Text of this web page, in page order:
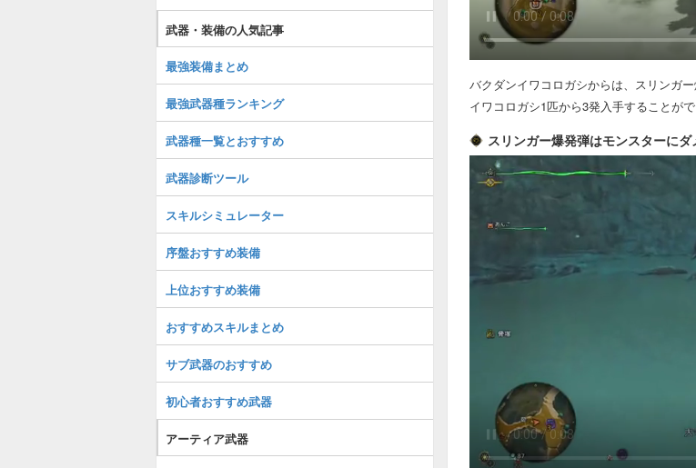
バクダンイワコロガシからは、スリンガ
イワコロガシ1匹から3発入手することがで
スリンガー爆発弾はモンスターに
武器・装備の人気記事
最強装備まとめ
最強武器種ランキング
武器種一覧とおすすめ
武器診断ツール
スキルシミュレーター
序盤おすすめ装備
上位おすすめ装備
おすすめスキルまとめ
サブ武器のおすすめ
初心者おすすめ武器
アーティア武器